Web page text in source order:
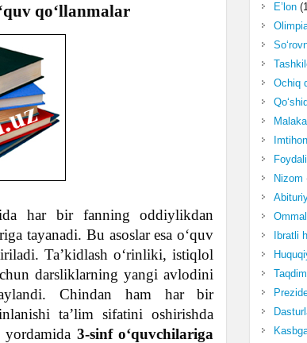
qo‘llanmalar
har bir fanning oddiylikdan
tayanadi. Bu asoslar esa o‘quv
Ta’kidlash o‘rinliki, istiqlol
darsliklarning yangi avlodini
Chindan ham har bir
ta’lim sifatini oshirishda
3-sinf o‘quvchilariga
E’lon
Ochiq
Nizom
Ibratli